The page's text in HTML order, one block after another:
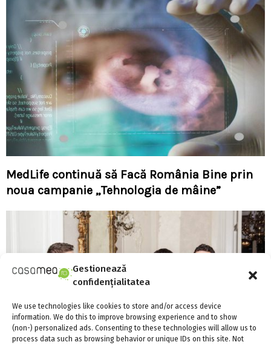
Gestionează
confidențialitatea
We use technologies like cookies to store and/or access device
information. We do this to improve browsing experience and to show
(non-) personalized ads. Consenting to these technologies will allow us to
process data such as browsing behavior or unique IDs on this site. Not
MedLife continuă să Facă România Bine prin
noua campanie „Tehnologia de mâine”